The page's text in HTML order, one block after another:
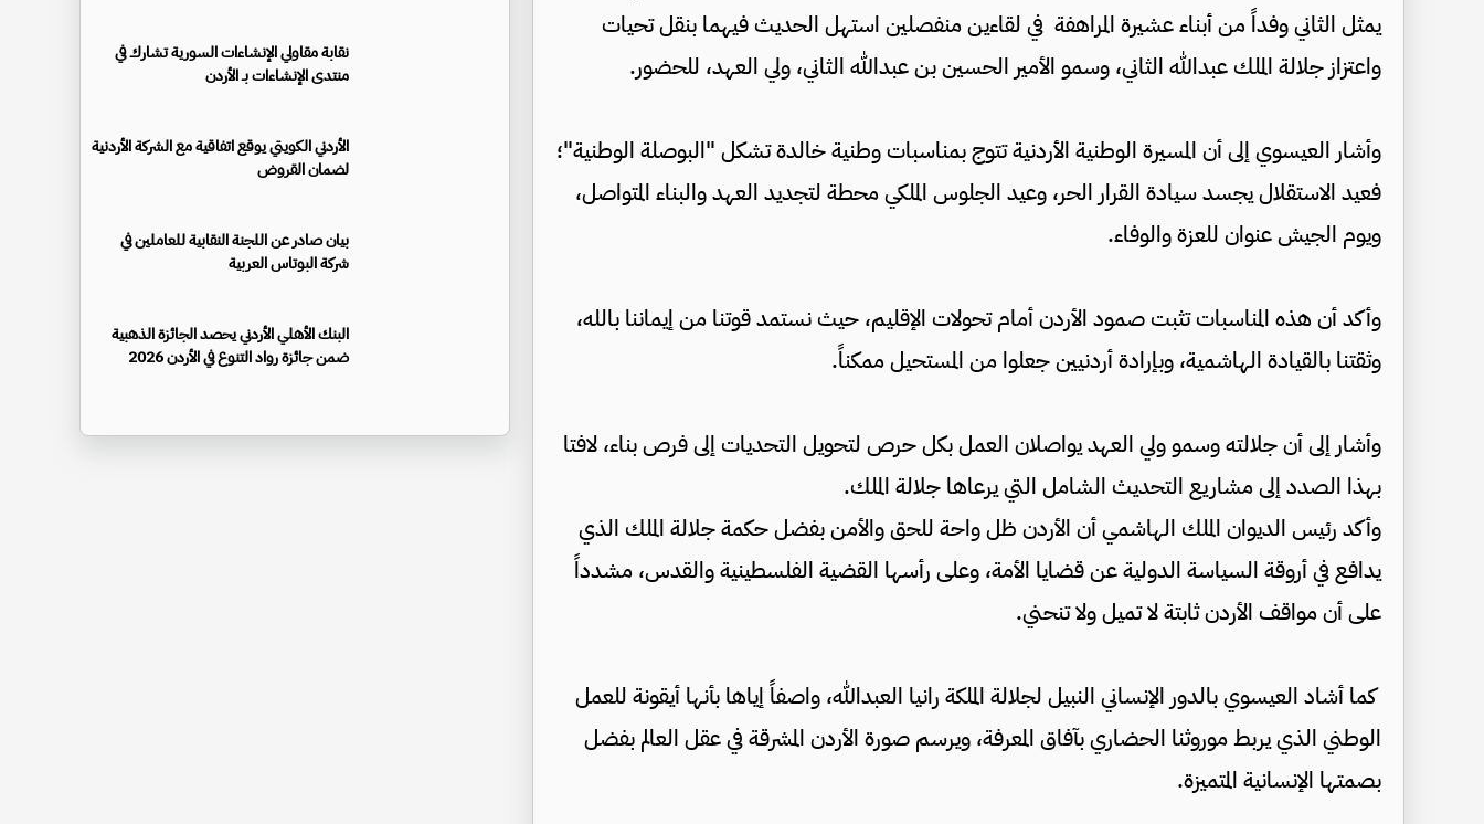
يمثل الثاني وفداً من أبناء عشيرة المراهفة في لقاءين منفصلين استهل الحديث فيهما بنقل تحيات
واعتزاز جلالة الملك عبدالله الثاني، وسمو الأمير الحسين بن عبدالله الثاني، ولي العهد، للحضور.
وأشار العيسوي إلى أن المسيرة الوطنية الأردنية تتوج بمناسبات وطنية خالدة تشكل "البوصلة الوطنية"؛
فعيد الاستقلال يجسد سيادة القرار الحر، وعيد الجلوس الملكي محطة لتجديد العهد والبناء المتواصل،
ويوم الجيش عنوان للعزة والوفاء.
وأكد أن هذه المناسبات تثبت صمود الأردن أمام تحولات الإقليم، حيث نستمد قوتنا من إيماننا بالله،
وثقتنا بالقيادة الهاشمية، وبإرادة أردنيين جعلوا من المستحيل ممكناً.
وأشار إلى أن جلالته وسمو ولي العهد يواصلان العمل بكل حرص لتحويل التحديات إلى فرص بناء، لافتا
بهذا الصدد إلى مشاريع التحديث الشامل التي يرعاها جلالة الملك.
وأكد رئيس الديوان الملك الهاشمي أن الأردن ظل واحة للحق والأمن بفضل حكمة جلالة الملك الذي
يدافع في أروقة السياسة الدولية عن قضايا الأمة، وعلى رأسها القضية الفلسطينية والقدس، مشدداً
على أن مواقف الأردن ثابتة لا تميل ولا تنحني.
كما أشاد العيسوي بالدور الإنساني النبيل لجلالة الملكة رانيا العبدالله، واصفاً إياها بأنها أيقونة للعمل
الوطني الذي يربط موروثنا الحضاري بآفاق المعرفة، ويرسم صورة الأردن المشرقة في عقل العالم بفضل
بصمتها الإنسانية المتميزة.
نقابة مقاولي الإنشاءات السورية تشارك في
منتدى الإنشاءات بـ الأردن
الأردني الكويتي يوقع اتفاقية مع الشركة الأردنية
لضمان القروض
بيان صادر عن اللجنة النقابية للعاملين في
شركة البوتاس العربية
البنك الأهلي الأردني يحصد الجائزة الذهبية
ضمن جائزة رواد التنوع في الأردن 2026